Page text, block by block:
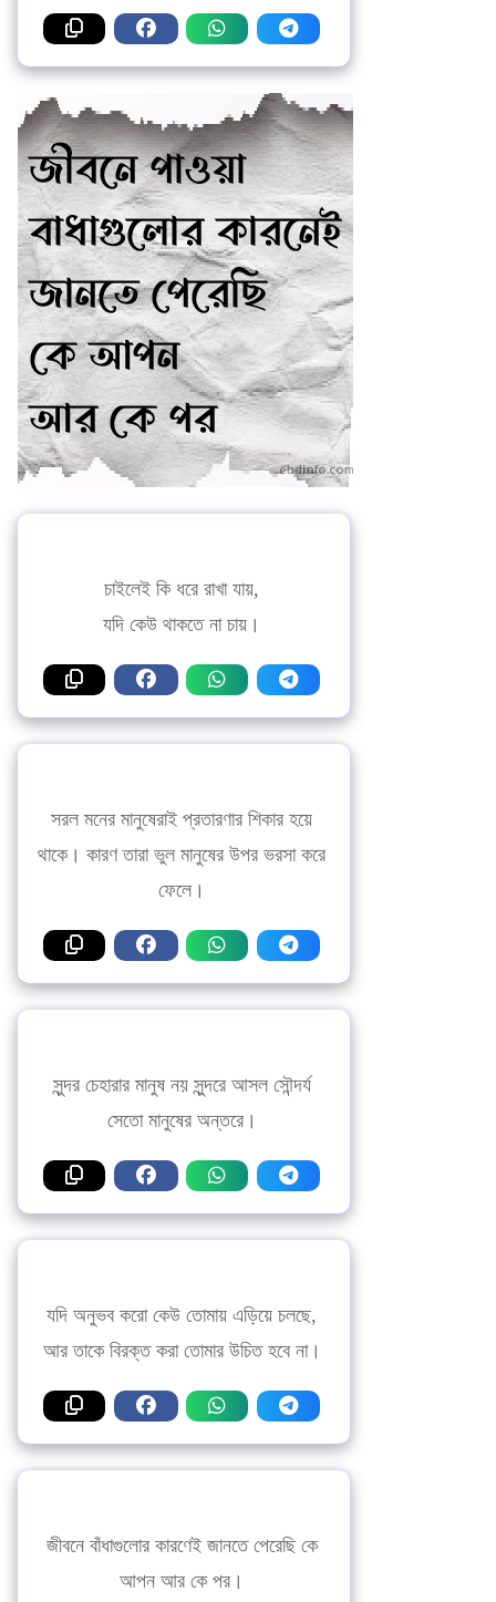
চাইলেই কি ধরে রাখা যায়,
যদি কেউ থাকতে না চায়।
সরল মনের মানুষেরাই প্রতারণার শিকার হয়ে
থাকে। কারণ তারা ভুল মানুষের উপর ভরসা করে
ফেলে।
সুন্দর চেহারার মানুষ নয় সুন্দরে আসল সৌন্দর্য
সেতো মানুষের অন্তরে।
যদি অনুভব করো কেউ তোমায় এড়িয়ে চলছে,
আর তাকে বিরক্ত করা তোমার উচিত হবে না।
জীবনে বাঁধাগুলোর কারণেই জানতে পেরেছি কে
আপন আর কে পর।